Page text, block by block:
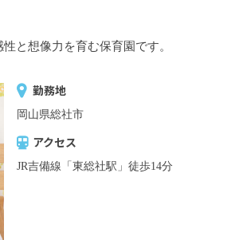
交通費 上限20,000円／月
扶養手当 配偶者14,000円／月、こども2人
目まで5,500円／月、3人目以降2,000円／月
昇給年1回（7月）1,000円～／月 ※昨年度
と想像力を育む保育園です。
勤務地
岡山県総社市
アクセス
JR吉備線「東総社駅」徒歩14分